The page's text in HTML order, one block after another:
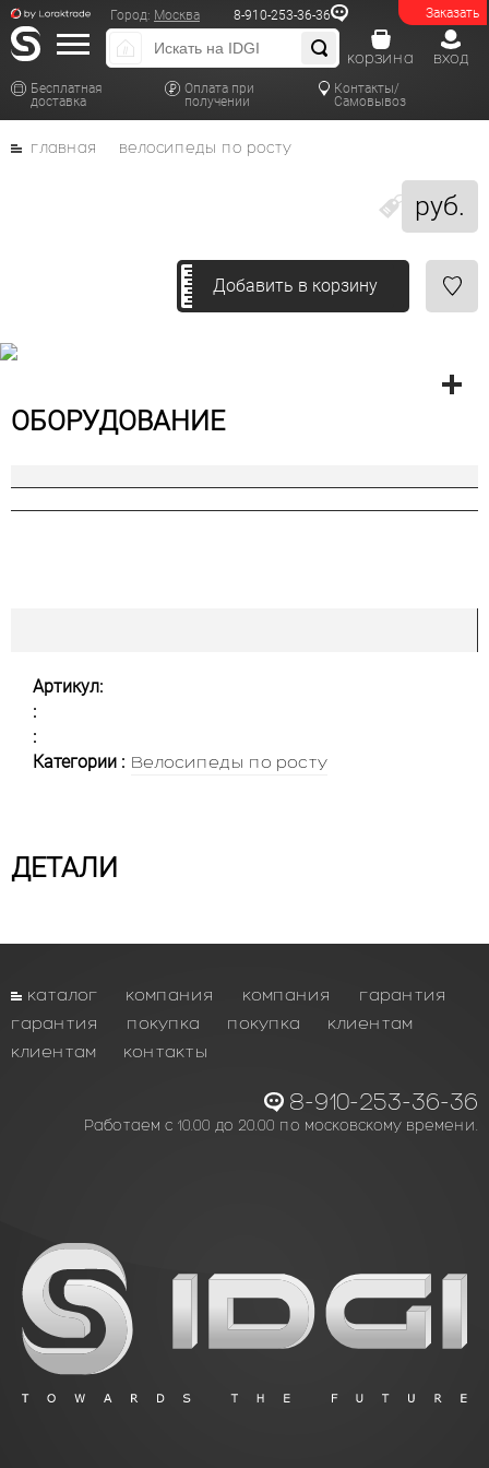
Заказать
Город: Москва 8-910-253-36-36
Бесплатная
доставка
Оплата при
получении
Контакты/
Самовывоз
вход
корзина
руб.
главная велосипеды по росту
Добавить в корзину
ОБОРУДОВАНИЕ
Артикул:
:
:
Категории : Велосипеды по росту
ДЕТАЛИ
каталог компания компания
гарантия
гарантия
покупка покупка
клиентам
клиентам
контакты
8-910-253-36-36
Работаем с 10.00 до 20.00 по московскому времени.